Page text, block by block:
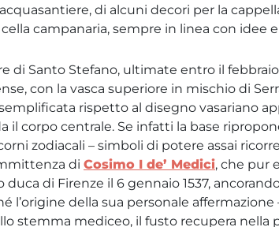
di alcuni decori per la
campanaria, sempre in linea con idee
di Santo Stefano, ultimate entro il febbraio
con la vasca superiore in mischio di
rispetto al disegno vasariano
il corpo centrale. Se infatti la base
zodiacali – simboli di potere assai
di Cosimo I de’ Medici, che pur
di Firenze il 6 gennaio 1537,
l’origine della sua personale affermazione
stemma mediceo, il fusto recupera nella